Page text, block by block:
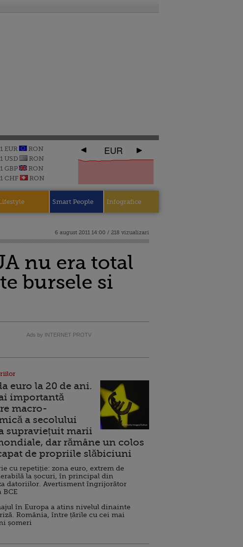
1 EUR
RON
1 USD
RON
1 GBP
RON
1 CHF
RON
EUR
Smart People Infografice
6 august 2011 14:00 / 218 vizualizari
nu era total
bursele si
Ads by INTERNET PROTV
euro la 20 de ani.
importantă
macro-
a secolului
supraviețuit marii
dar rămâne un colos
de propriile slăbiciuni
cu repetiție: zona euro, extrem de
la șocuri, în principal din
datoriilor. Avertisment îngrijorător
BCE
în Europa a atins nivelul dinainte
România, între țările cu cei mai
șomeri